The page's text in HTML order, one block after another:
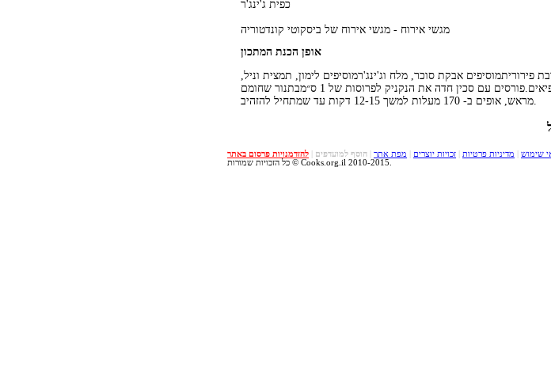
כפית ג'ינג'ר
מגשי אירוח - מגשי אירוח של ביסקוטי קונדטוריה
אופן הכנת המתכון
אבקת סוכר, מלח וג'ינג'רמוסיפים לימון, תמצית וניל,
וביציםמוסיפים בסוף את השקדיםמגלגלים את הבצק לנקניק. מקפיאים.פורסים עם סכין חדה את הנקניק לפרוסות של 1 ס״מבתנור שחומם
מראש, אופים ב- 170 מעלות למשך 12-15 דקות עד שמתחיל להזהיב.
שימוש מדיניות פרטיות זכויות יוצרים מפת אתר הוסף למועדפים
להזדמנויות פרסום באתר
כל הזכויות שמורות © Cooks.org.il 2010-2015.